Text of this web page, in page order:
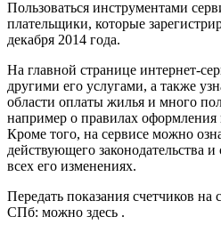
Пользоваться инструментами
плательщики, которые
декабря 2014 года.
На главной странице интернет-
другими его услугами, а также
области оплаты жилья и много
например о правилах оформления
Кроме того, на сервисе можно
действующего законодательства
всех его изменениях.
Передать показания счетчиков
СПб: можно здесь .